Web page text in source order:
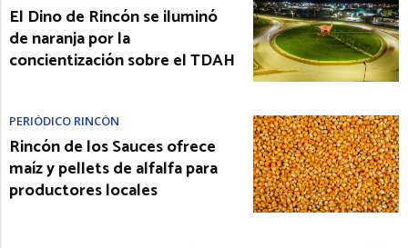
El Dino de Rincón se iluminó
de naranja por la
concientización sobre el TDAH
PERIÓDICO RINCÓN
Rincón de los Sauces ofrece
maíz y pellets de alfalfa para
productores locales